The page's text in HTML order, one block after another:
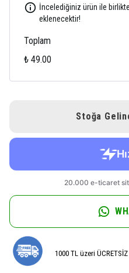
İncelediğiniz ürün ile
eklenecektir!
Toplam
₺ 49.00
Stoğa
1000 TL üzeri ÜCRETSİZ